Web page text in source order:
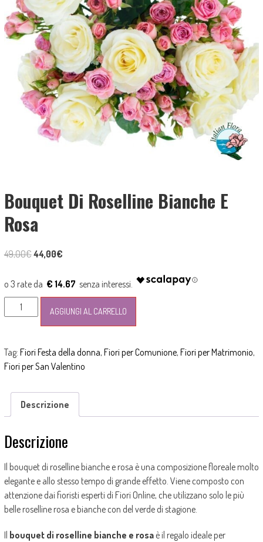
Bouquet Di Roselline Bianche E
Rosa
49,00€Il
originale
era:
49,00€.
44,00€Il
attuale
è:
44,00€.
€ 14.67
Bouquet
di
e
rosa
AGGIUNGI AL CARRELLO
Tag: Fiori Festa della donna, Fiori per Comunione, Fiori per Matrimonio,
Fiori per San Valentino
Descrizione
Descrizione
Il bouquet di roselline bianche e rosa è una composizione floreale molto
elegante e allo stesso tempo di grande effetto. Viene composto con
attenzione dai fioristi esperti di Fiori Online, che utilizzano solo le più
belle roselline rosa e bianche con del verde di stagione.
Il bouquet di roselline bianche e rosaè il regalo ideale per